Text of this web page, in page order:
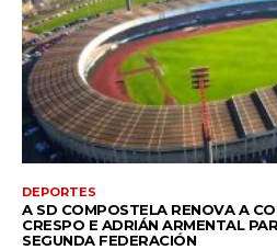
DEPORTES
A SD COMPOSTELA RENOVA A
CRESPO E ADRIÁN ARMENTAL
SEGUNDA FEDERACIÓN